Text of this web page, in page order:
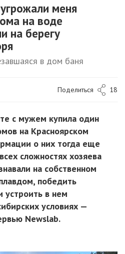
меня
на воде
на берегу
в дом баня
Поделиться 18
с мужем купила один
на Красноярском
о них тогда еще
сложностях хозяева
на собственном
победить
устроить в нем
условиях —
Newslab.